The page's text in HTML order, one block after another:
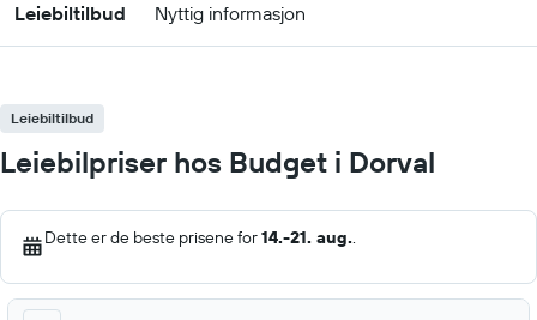
Leiebiltilbud Nyttig informasjon
Leiebiltilbud
Leiebilpriser hos Budget i Dorval
Dette er de beste prisene for14.-21. aug..